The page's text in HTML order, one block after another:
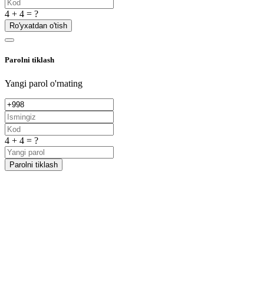
4 + 4 = ?
Ro'yxatdan o'tish
Parolni tiklash
Yangi parol o'rnating
4 + 4 = ?
Parolni tiklash